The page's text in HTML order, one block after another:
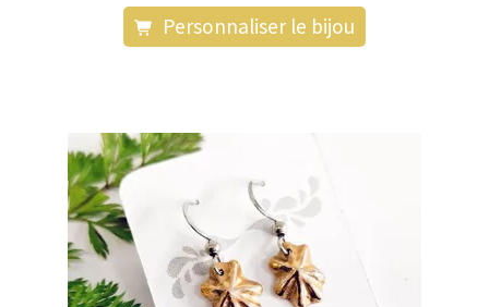
était :
22.00 €.
est :
19.80 €.
Personnaliser le bijou